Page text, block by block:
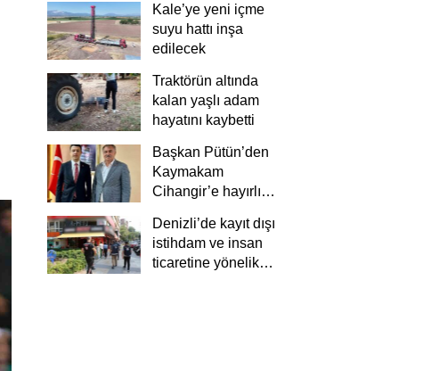
Kale’ye yeni içme
suyu hattı inşa
edilecek
Traktörün altında
kalan yaşlı adam
hayatını kaybetti
Başkan Pütün’den
Kaymakam
Cihangir’e hayırlı
Denizli’de kayıt dışı
istihdam ve insan
ticaretine yönelik